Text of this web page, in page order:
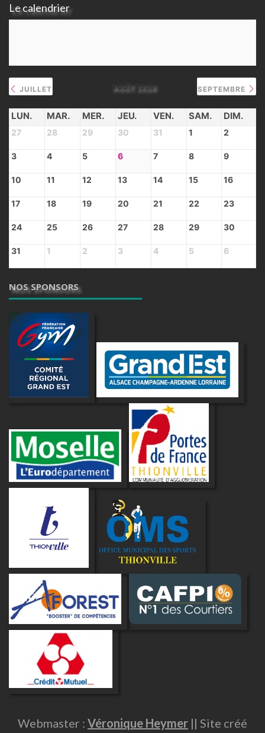
Le calendrier
JUILLET AOÛT 2026 SEPTEMBRE
LUN. MAR. MER. JEU. VEN. SAM. DIM.
27 28 29 30 31 1 2
3 4 5 6 7 8 9
10 11 12 13 14 15 16
17 18 19 20 21 22 23
24 25 26 27 28 29 30
31 1 2 3 4 5 6
NOS SPONSORS
Webmaster : Véronique Heymer || Site créé